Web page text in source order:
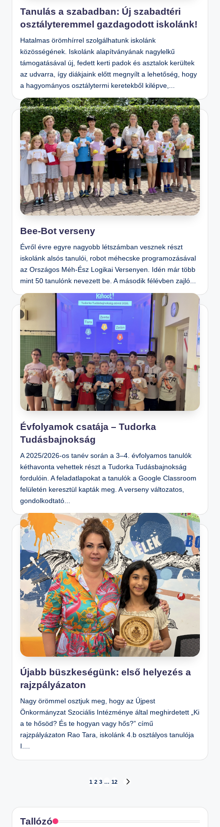
Tanulás a szabadban: Új szabadtéri
osztályteremmel gazdagodott iskolánk!
Hatalmas örömhírrel szolgálhatunk iskolánk
közösségének. Iskolánk alapítványának nagylelkű
támogatásával új, fedett kerti padok és asztalok kerültek
az udvarra, így diákjaink előtt megnyílt a lehetőség, hogy
a hagyományos osztálytermi keretekből kilépve,...
Bee-Bot verseny
Évről évre egyre nagyobb létszámban vesznek részt
iskolánk alsós tanulói, robot méhecske programozásával
az Országos Méh-Ész Logikai Versenyen. Idén már több
mint 50 tanulónk nevezett be. A második félévben zajló...
Évfolyamok csatája – Tudorka
Tudásbajnokság
A 2025/2026-os tanév során a 3–4. évfolyamos tanulók
kéthavonta vehettek részt a Tudorka Tudásbajnokság
fordulóin. A feladatlapokat a tanulók a Google Classroom
felületén keresztül kapták meg. A verseny változatos,
gondolkodtató...
Újabb büszkeségünk: első helyezés a
rajzpályázaton
Nagy örömmel osztjuk meg, hogy az Újpest
Önkormányzat Szociális Intézménye által meghirdetett „Ki
a te hősöd? És te hogyan vagy hős?” című
rajzpályázaton Rao Tara, iskolánk 4.b osztályos tanulója
Bejegyzések
lapozása
1 2 3 … 12
Tallózó